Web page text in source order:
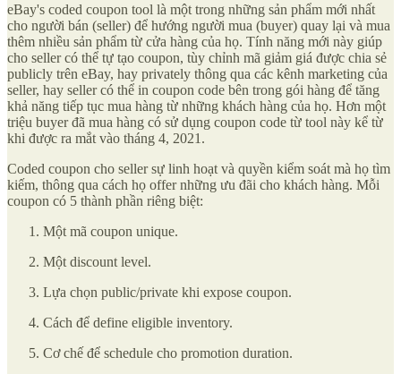
eBay's coded coupon tool là một trong những sản phẩm mới nhất
cho người bán (seller) để hướng người mua (buyer) quay lại và mua
thêm nhiều sản phẩm từ cửa hàng của họ. Tính năng mới này giúp
cho seller có thể tự tạo coupon, tùy chỉnh mã giảm giá được chia sẻ
publicly trên eBay, hay privately thông qua các kênh marketing của
seller, hay seller có thể in coupon code bên trong gói hàng để tăng
khả năng tiếp tục mua hàng từ những khách hàng của họ. Hơn một
triệu buyer đã mua hàng có sử dụng coupon code từ tool này kể từ
khi được ra mắt vào tháng 4, 2021.
Coded coupon cho seller sự linh hoạt và quyền kiểm soát mà họ tìm
kiếm, thông qua cách họ offer những ưu đãi cho khách hàng. Mỗi
coupon có 5 thành phần riêng biệt:
Một mã coupon unique.
Một discount level.
Lựa chọn public/private khi expose coupon.
Cách để define eligible inventory.
Cơ chế để schedule cho promotion duration.